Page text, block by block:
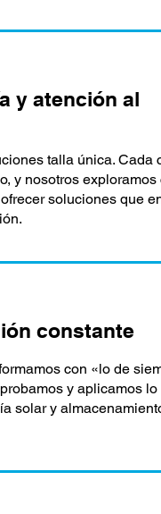
y atención al
talla única. Cada
y nosotros exploramos
soluciones que
constante
con «lo de
y aplicamos lo
solar y